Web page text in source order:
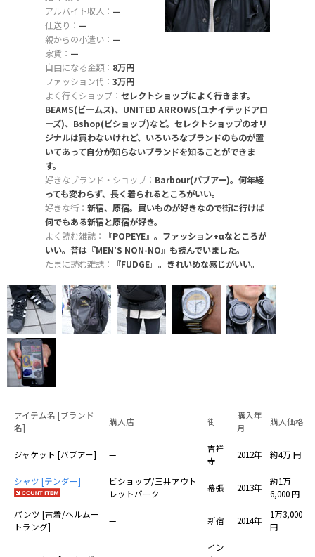
アルバイト収入： —
仕送り： —
親からの小遣い： —
家賃： —
自由になる金額： 8万円
ファッション代： 3万円
よく行くショップ： セレクトショップによく行きます。
BEAMS(ビームス)、UNITED ARROWS(ユナイテッドアロ
ーズ)、Bshop(ビショップ)など。セレクトショップのオリ
ジナルは買わないけれど、いろいろなブランドのものが置
いてあって自分が知らないブランドを知ることができま
す。
好きなブランド・ショップ： Barbour(バブアー)。何年経
っても変わらず、長く着られるところがいい。
好きな街： 新宿、原宿。買いものが好きなので街に行けば
何でもある新宿と原宿が好き。
よく読む雑誌：
『POPEYE』。ファッション+αなところが
いい。昔は『MEN’S NON-NO』も読んでいました。
たまに読む雑誌：
『FUDGE』。きれいめな感じがいい。
アイテム名 [ブランド
名]
購入店 街
購入年
月
購入価格
ジャケット [バブアー] —
吉祥
寺
2012年 約4万 円
シャツ [テンダー]
ビショップ/三井アウト
レットパーク
幕張 2013年
約1万
6,000 円
パンツ [古着/ヘルムー
トラング]
— 新宿 2014年
1万3,000
円
イン